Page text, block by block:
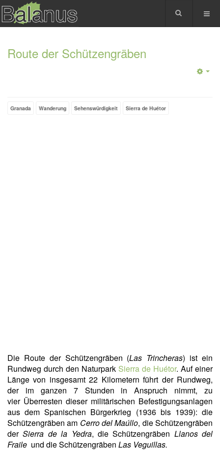
Route der Schützengräben
Granada Wanderung Sehenswürdigkeit Sierra de Huétor
Die Route der Schützengräben (Las Trincheras) ist ein
Rundweg durch den Naturpark Sierra de Huétor. Auf einer
Länge von insgesamt 22 Kilometern führt der Rundweg,
der im ganzen 7 Stunden in Anspruch nimmt, zu
vier Überresten dieser militärischen Befestigungsanlagen
aus dem Spanischen Bürgerkrieg (1936 bis 1939): die
Schützengräben am Cerro del Maúllo, die Schützengräben
derSierra de la Yedra, die Schützengräben Llanos del
Fraile und die Schützengräben Las Veguillas.